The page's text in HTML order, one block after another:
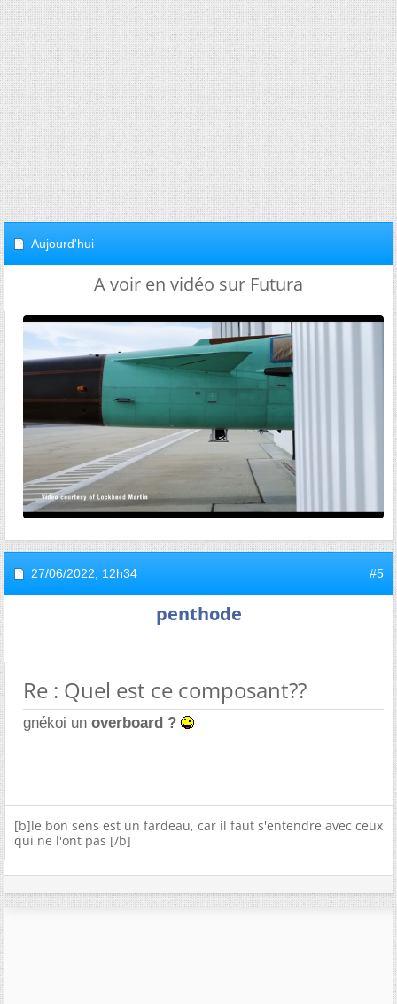
Aujourd'hui
A voir en vidéo sur Futura
27/06/2022, 12h34 #5
penthode
Re : Quel est ce composant??
gnékoi un overboard ?
[b]le bon sens est un fardeau, car il faut s'entendre avec ceux
qui ne l'ont pas [/b]